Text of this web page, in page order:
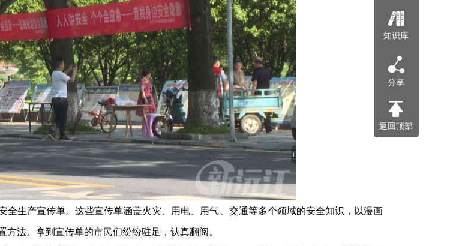
生产宣传单。这些宣传单涵盖火灾、用电、用气、交通等多个领域的安全知识，以漫画
法。拿到宣传单的市民们纷纷驻足，认真翻阅。
知识库
分享
返回顶部